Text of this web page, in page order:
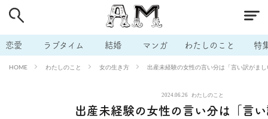
恋愛 ラブタイム 結婚 マンガ わたしのこと 特
HOME わたしのこと 女の生き方 出産未経験の女性の言い分は「言い訳がま
2024.06.26 わたしのこと
出産未経験の女性の言い分は「言
# 男の本音 # セフレ # 不倫
# 出会う方法 # マッチングアプリ # ラブグッズ # 体の相